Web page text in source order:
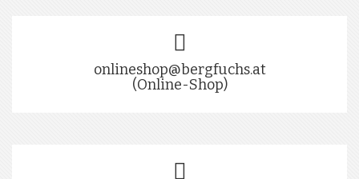
onlineshop@bergfuchs.at
(Online-Shop)